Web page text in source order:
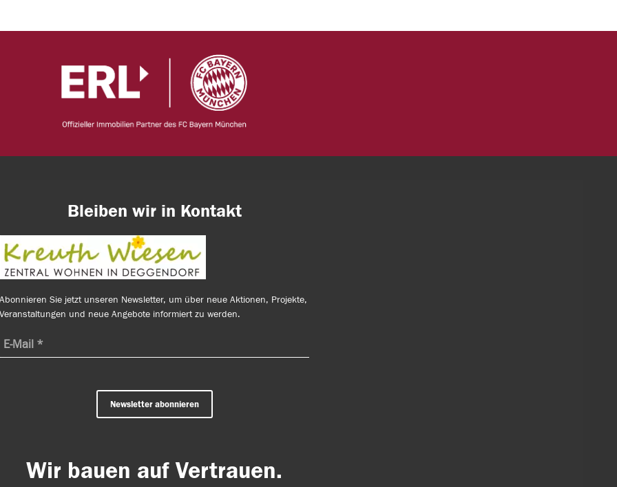
Bleiben wir in Kontakt
Abonnieren Sie jetzt unseren Newsletter, um über neue Aktionen, Projekte,
Veranstaltungen und neue Angebote informiert zu werden.
Newsletter abonnieren
Wir bauen auf Vertrauen.